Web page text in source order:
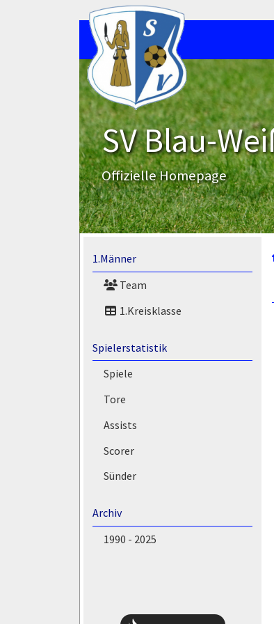
SV Blau-
Offizielle Homepage
1.Männer
Team
1.Kreisklasse
Spielerstatistik
Spiele
Tore
Assists
Scorer
Sünder
Archiv
1990 - 2025